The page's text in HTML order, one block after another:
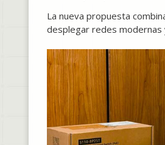
La nueva propuesta
desplegar redes modernas